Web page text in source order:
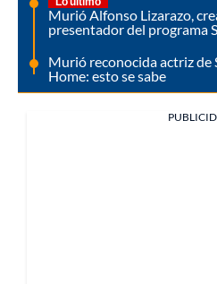
Murió Alfonso Lizarazo,
presentador del programa
Murió reconocida actriz de
Home: esto se sabe